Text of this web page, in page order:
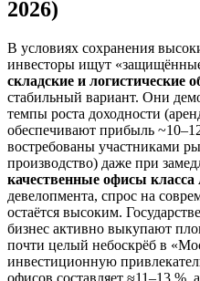
2026)
В условиях сохранения
инвесторы ищут
складские и логистические
стабильный вариант. Они
темпы роста доходности
обеспечивают прибыль
востребованы участниками
производство) даже при
качественные офисы класса
девелопмента, спрос на
остаётся высоким.
бизнес активно выкупают
почти целый небоскрёб в
инвестиционную